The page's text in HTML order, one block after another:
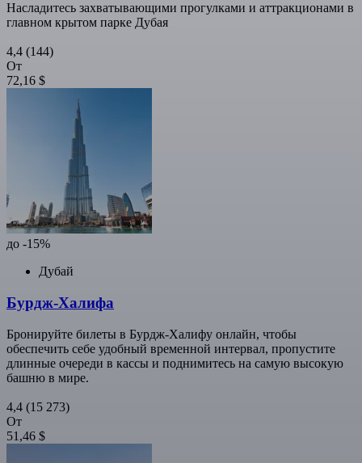
Насладитесь захватывающими прогулками и аттракционами в
главном крытом парке Дубая
4,4 (144)
От
72,16 $
до -15%
Дубай
Бурдж-Халифа
Бронируйте билеты в Бурдж-Халифу онлайн, чтобы
обеспечить себе удобный временной интервал, пропустите
длинные очереди в кассы и поднимитесь на самую высокую
башню в мире.
4,4 (15 273)
От
51,46 $